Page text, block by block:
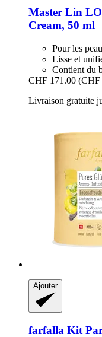
Master Lin
Cream, 50 ml
Pour les
Lisse et
Contient du
CHF 171.00 (CHF
Livraison gratuite
Ajouter
farfalla Kit